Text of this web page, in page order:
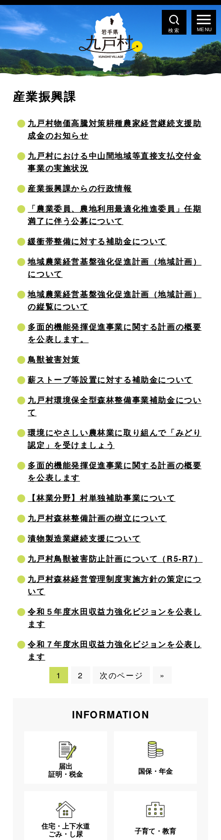
検索
産業振興課
九戸村物価高騰対策耕種農家経営継続支援助
成金のお知らせ
九戸村における中山間地域等直接支払交付金
事業の実施状況
産業振興課からの行政情報
「農業委員、農地利用最適化推進委員」任期
満了に伴う公募について
緩衝帯整備に対する補助金について
地域農業経営基盤強化促進計画（地域計画）
について
地域農業経営基盤強化促進計画（地域計画）
の縦覧について
多面的機能発揮促進事業に関する計画の概要
を公表します。
鳥獣被害対策
薪ストーブ等設置に対する補助金について
九戸村環境保全型森林整備事業補助金につい
て
環境にやさしい農林業に取り組んで「みどり
認定」を受けましょう
多面的機能発揮促進事業に関する計画の概要
を公表します
【林業分野】村単独補助事業について
九戸村森林整備計画の樹立について
漬物製造業継続支援について
九戸村鳥獣被害防止計画について（R5-R7）
九戸村森林経営管理制度実施方針の策定につ
いて
令和５年度水田収益力強化ビジョンを公表し
ます
令和７年度水田収益力強化ビジョンを公表し
ます
1
2 次のページ »
INFORMATION
届出
証明・税金
国保・年金
住宅・上下水道
ごみ・し尿
子育て・教育